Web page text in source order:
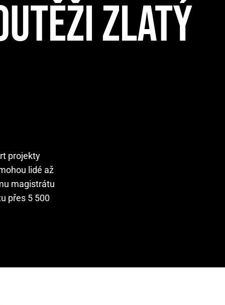
ZLATÝ
projekty
lidé až
magistrátu
přes 5 500